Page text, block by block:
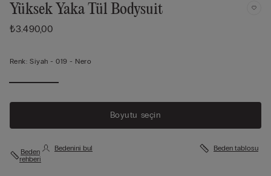
Yüksek Yaka Tül Bodysuit
₺3.490,00
Renk: Siyah -019 - Nero
Boyutu seçin
Beden
rehberi
Bedenini bul Beden tablosu